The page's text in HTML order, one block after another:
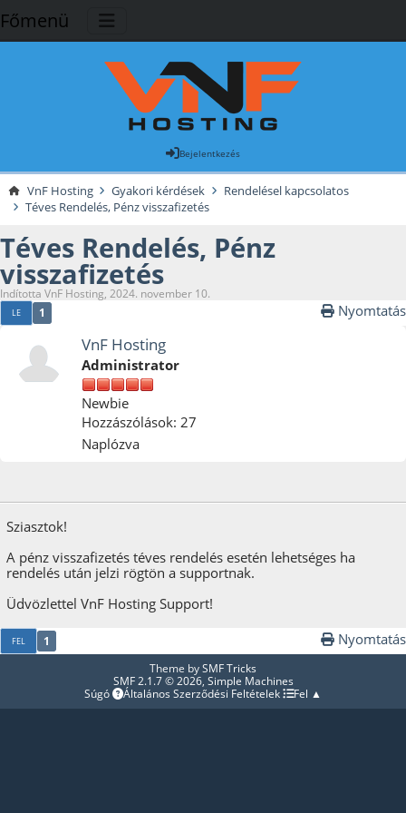
Főmenü
Bejelentkezés
VnF Hosting Gyakori kérdések
Rendelésel kapcsolatos
Téves Rendelés, Pénz visszafizetés
Téves Rendelés, Pénz
visszafizetés
Indította VnF Hosting, 2024. november 10.
LE 1 Nyomtatás
VnF Hosting
Administrator
Newbie
Hozzászólások: 27
Naplózva
Sziasztok!
A pénz visszafizetés téves rendelés esetén lehetséges ha
rendelés után jelzi rögtön a supportnak.
Üdvözlettel VnF Hosting Support!
FEL 1 Nyomtatás
Theme bySMF Tricks
SMF 2.1.7 © 2026, Simple Machines
Súgó
Általános Szerződési Feltételek Fel ▲